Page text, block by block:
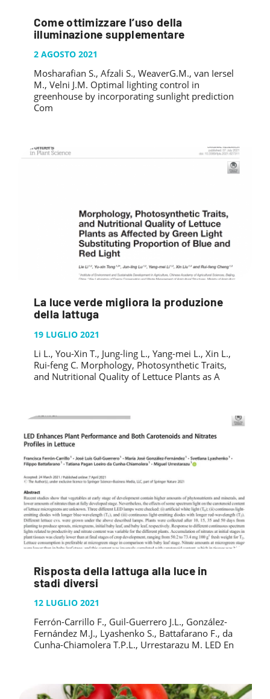
Come ottimizzare l’uso della
illuminazione supplementare
2 AGOSTO 2021
Mosharafian S., Afzali S., WeaverG.M., van Iersel
M., Velni J.M. Optimal lighting control in
greenhouse by incorporating sunlight prediction
Com
La luce verde migliora la produzione
della lattuga
19 LUGLIO 2021
Li L., You-Xin T., Jung-ling L., Yang-mei L., Xin L.,
Rui-feng C. Morphology, Photosynthetic Traits,
and Nutritional Quality of Lettuce Plants as A
Risposta della lattuga alla luce in
stadi diversi
12 LUGLIO 2021
Ferrón-Carrillo F., Guil-Guerrero J.L., González-
Fernández M.J., Lyashenko S., Battafarano F., da
Cunha-Chiamolera T.P.L., Urrestarazu M. LED En